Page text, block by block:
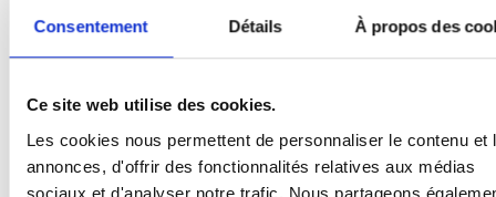
Consentement Détails À propos des
Ce site web utilise des cookies.
Les cookies nous permettent de personnaliser le contenu et
annonces, d'offrir des fonctionnalités relatives aux médias
sociaux et d'analyser notre trafic. Nous partageons